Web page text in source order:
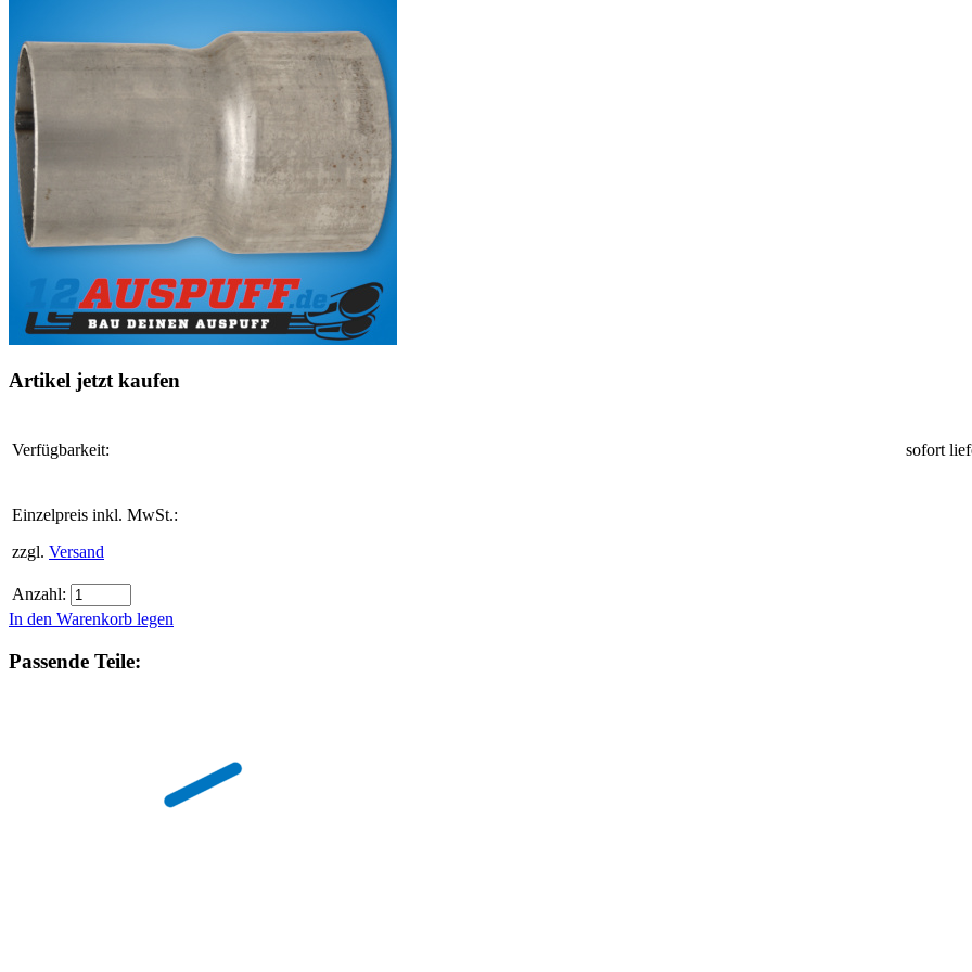
Artikel jetzt kaufen
Verfügbarkeit: sofort
Einzelpreis inkl. MwSt.:
zzgl. Versand
Anzahl:
In den Warenkorb legen
Passende Teile: